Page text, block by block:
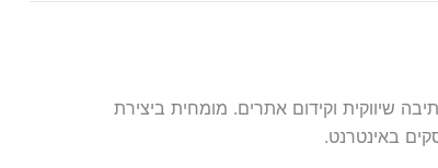
שיווקית וקידום אתרים. מומחית ביצירת
באינטרנט.